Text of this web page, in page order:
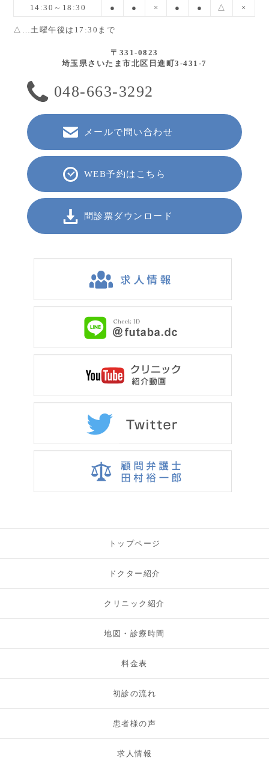
14:30～18:30
● ● × ● ● △ ×
△…土曜午後は17:30まで
〒331-0823
埼玉県さいたま市北区日進町3-431-7
048-663-3292
メールで問い合わせ
WEB予約はこちら
問診票ダウンロード
トップページ
ドクター紹介
クリニック紹介
地図・診療時間
料金表
初診の流れ
患者様の声
求人情報